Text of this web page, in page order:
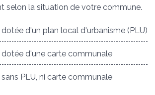
selon la situation de votre commune.
d'un plan local d'urbanisme (PLU)
d'une carte communale
PLU, ni carte communale